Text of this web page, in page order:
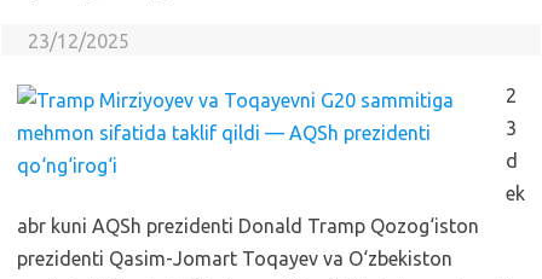
23/12/2025
2
3
d
ek
abr kuni AQSh prezidenti Donald Tramp Qozog‘iston
prezidenti Qasim-Jomart Toqayev va O‘zbekiston